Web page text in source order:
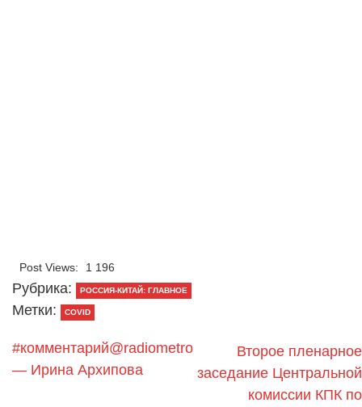
Post Views: 1 196
Рубрика: РОССИЯ-КИТАЙ: ГЛАВНОЕ
Метки: COVID
#комментарий@radiometro
— Ирина Архипова
Второе пленарное
заседание Центральной
комиссии КПК по